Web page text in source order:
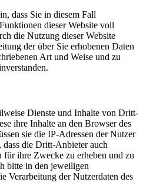
dass Sie in diesem Fall
dieser Website voll
die Nutzung dieser Website
der über Sie erhobenen Daten
Art und Weise und zu
Dienste und Inhalte von Dritt-
ihre Inhalte an den Browser des
sie die IP-Adressen der Nutzer
dass die Dritt-Anbieter auch
für ihre Zwecke zu erheben und zu
bitte in den jeweiligen
Verarbeitung der Nutzerdaten des